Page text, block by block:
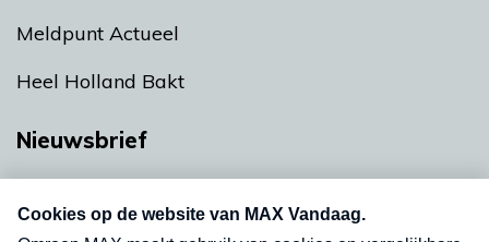
Meldpunt Actueel
Heel Holland Bakt
Nieuwsbrief
nieuwsbrief. Elke vrijdag- en dinsdagochtend in